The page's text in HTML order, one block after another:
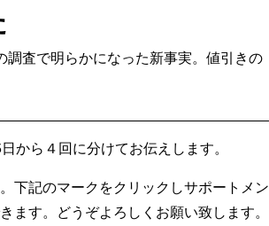
査で明らかになった新事実。値引きの
から４回に分けてお伝えします。
下記のマークをクリックしサポートメン
す。どうぞよろしくお願い致します。